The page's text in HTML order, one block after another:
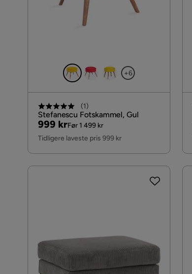
+6
(1)
Stefanescu Fotskammel, Gul
Pris
999 kr
Original
Pris
Før 1 499 kr
Tidligere laveste pris 999 kr